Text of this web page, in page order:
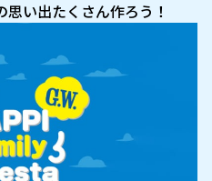
い出たくさん作ろう！